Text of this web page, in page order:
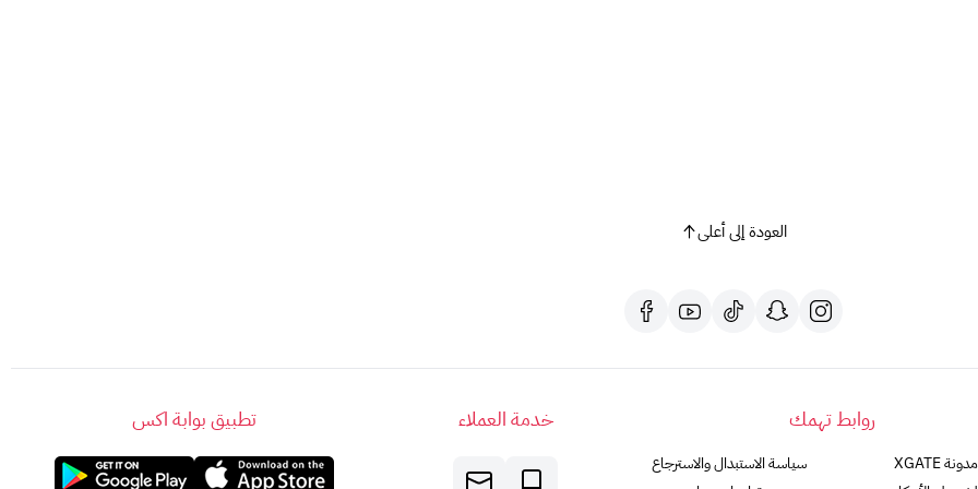
العودة إلى أعلى
روابط تهمك
مدونة XGATE
سياسة الاستبدال والاسترجاع
خدمة العملاء تطبيق بوابة اكس